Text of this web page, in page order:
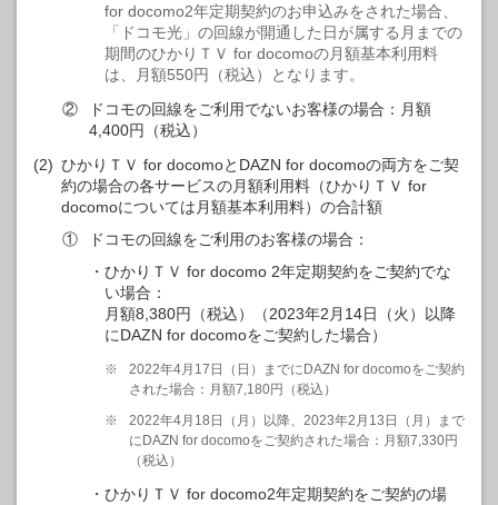
for docomo2年定期契約のお申込みをされた場合、
「ドコモ光」の回線が開通した日が属する月までの
期間のひかりＴＶ for docomoの月額基本利用料
は、月額550円（税込）となります。
②
ドコモの回線をご利用でないお客様の場合：月額
4,400円（税込）
(2) ひかりＴＶ for docomoとDAZN for docomoの両方をご契
約の場合の各サービスの月額利用料（ひかりＴＶ for
docomoについては月額基本利用料）の合計額
①
ドコモの回線をご利用のお客様の場合：
ひかりＴＶ for docomo 2年定期契約をご契約でな
い場合：
月額8,380円（税込）（2023年2月14日（火）以降
にDAZN for docomoをご契約した場合）
※
2022年4月17日（日）までにDAZN for docomoをご契約
された場合：月額7,180円（税込）
※
2022年4月18日（月）以降、2023年2月13日（月）まで
にDAZN for docomoをご契約された場合：月額7,330円
（税込）
ひかりＴＶ for docomo2年定期契約をご契約の場